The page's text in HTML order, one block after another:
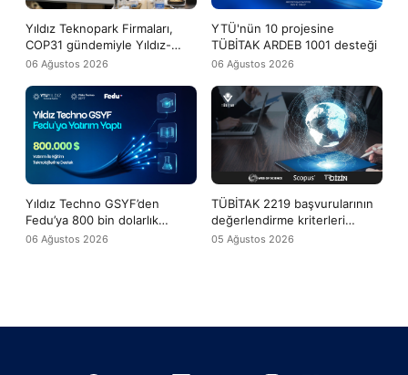
Yıldız Teknopark Firmaları,
COP31 gündemiyle Yıldız-
Tech buluşmasında bir araya
06 Ağustos 2026
YTÜ'nün 10 projesine
TÜBİTAK ARDEB 1001 desteği
06 Ağustos 2026
Yıldız Techno GSYF’den
Fedu’ya 800 bin dolarlık
yatırım desteği
06 Ağustos 2026
TÜBİTAK 2219 başvurularının
değerlendirme kriterleri
arasına WoS ve Scopus
05 Ağustos 2026